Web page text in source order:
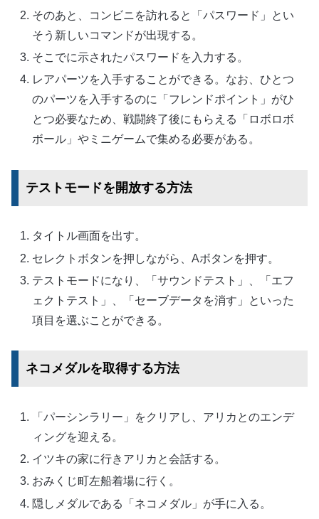
そのあと、コンビニを訪れると「パスワード」とい
そう新しいコマンドが出現する。
そこでに示されたパスワードを入力する。
レアパーツを入手することができる。なお、ひとつ
のパーツを入手するのに「フレンドポイント」がひ
とつ必要なため、戦闘終了後にもらえる「ロボロボ
ボール」やミニゲームで集める必要がある。
テストモードを開放する方法
タイトル画面を出す。
セレクトボタンを押しながら、Aボタンを押す。
テストモードになり、「サウンドテスト」、「エフ
ェクトテスト」、「セーブデータを消す」といった
項目を選ぶことができる。
ネコメダルを取得する方法
「パーシンラリー」をクリアし、アリカとのエンデ
ィングを迎える。
イツキの家に行きアリカと会話する。
おみくじ町左船着場に行く。
隠しメダルである「ネコメダル」が手に入る。